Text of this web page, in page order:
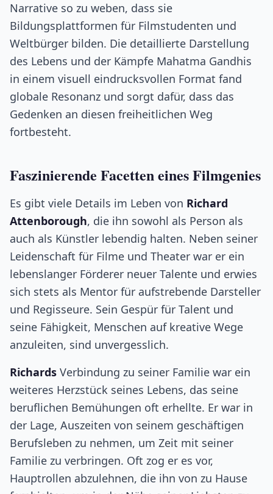
Narrative so zu weben, dass sie
Bildungsplattformen für Filmstudenten und
Weltbürger bilden. Die detaillierte Darstellung
des Lebens und der Kämpfe Mahatma Gandhis
in einem visuell eindrucksvollen Format fand
globale Resonanz und sorgt dafür, dass das
Gedenken an diesen freiheitlichen Weg
fortbesteht.
Faszinierende Facetten eines Filmgenies
Es gibt viele Details im Leben von Richard
Attenborough, die ihn sowohl als Person als
auch als Künstler lebendig halten. Neben seiner
Leidenschaft für Filme und Theater war er ein
lebenslanger Förderer neuer Talente und erwies
sich stets als Mentor für aufstrebende Darsteller
und Regisseure. Sein Gespür für Talent und
seine Fähigkeit, Menschen auf kreative Wege
anzuleiten, sind unvergesslich.
Richards Verbindung zu seiner Familie war ein
weiteres Herzstück seines Lebens, das seine
beruflichen Bemühungen oft erhellte. Er war in
der Lage, Auszeiten von seinem geschäftigen
Berufsleben zu nehmen, um Zeit mit seiner
Familie zu verbringen. Oft zog er es vor,
Hauptrollen abzulehnen, die ihn von zu Hause